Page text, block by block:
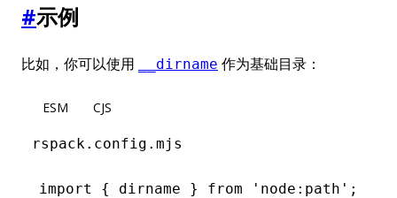
#示例
比如，你可以使用 __dirname 作为基础目录：
ESM CJS
rspack.config.mjs
import { dirname } from 'node:path' ;